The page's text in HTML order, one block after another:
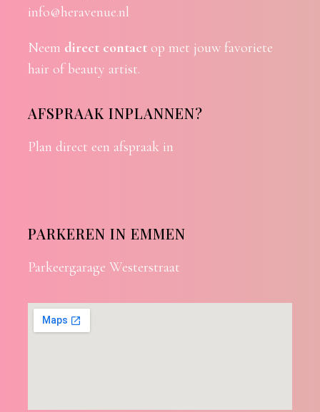
info@heravenue.nl
Neem direct contactop met jouw favoriete
hair of beauty artist.
AFSPRAAK INPLANNEN?
Plan direct een afspraak in
PARKEREN IN EMMEN
Parkeergarage Westerstraat